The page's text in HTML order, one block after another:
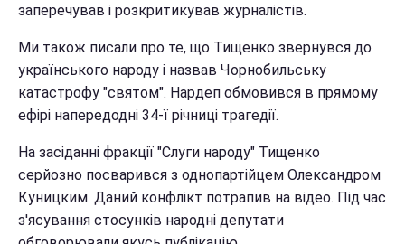
заперечував і розкритикував журналістів.
Ми також писали про те, що Тищенко звернувся до
українського народу і назвав Чорнобильську
катастрофу "святом". Нардеп обмовився в прямому
ефірі напередодні 34-ї річниці трагедії.
На засіданні фракції "Слуги народу" Тищенко
серйозно посварився з однопартійцем Олександром
Куницким. Даний конфлікт потрапив на відео. Під час
з'ясування стосунків народні депутати